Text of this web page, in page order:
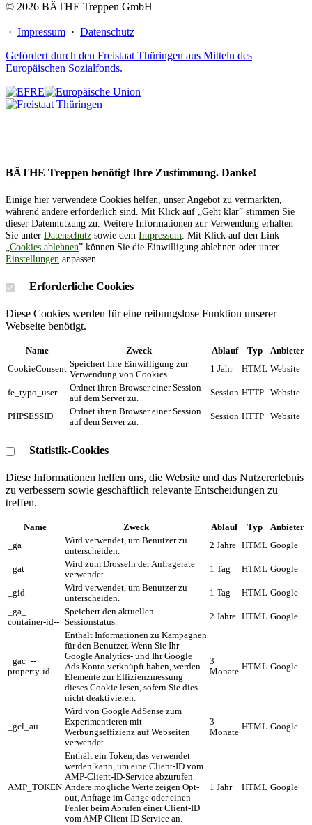
© 2026 BÄTHE Treppen GmbH
· Impressum · Datenschutz
Gefördert durch den Freistaat Thüringen aus Mitteln des
Europäischen Sozialfonds.
BÄTHE Treppen benötigt Ihre Zustimmung. Danke!
Einige hier verwendete Cookies helfen, unser Angebot zu vermarkten,
während andere erforderlich sind. Mit Klick auf „Geht klar” stimmen Sie
dieser Datennutzung zu. Weitere Informationen zur Verwendung erhalten
Sie unter Datenschutz sowie dem Impressum. Mit Klick auf den Link
„Cookies ablehnen” können Sie die Einwilligung ablehnen oder unter
Einstellungen anpassen.
Erforderliche Cookies
Diese Cookies werden für eine reibungslose Funktion unserer
Webseite benötigt.
Name Zweck Ablauf Typ
Anbieter
CookieConsent Speichert Ihre Einwilligung zur
Verwendung von Cookies.
1 Jahr HTML Website
fe_typo_user
Ordnet ihren Browser einer Session
auf dem Server zu.
Session HTTP Website
PHPSESSID
Ordnet ihren Browser einer Session
auf dem Server zu.
Session HTTP Website
Statistik-Cookies
Diese Informationen helfen uns, die Website und das Nutzererlebnis
zu verbessern sowie geschäftlich relevante Entscheidungen zu
treffen.
Name Zweck Ablauf Typ
Anbieter
_ga
Wird verwendet, um Benutzer zu
unterscheiden.
2 Jahre HTML Google
_gat
Wird zum Drosseln der Anfragerate
verwendet.
1 Tag HTML Google
_gid
Wird verwendet, um Benutzer zu
unterscheiden.
1 Tag HTML Google
_ga_--
container-id--
Speichert den aktuellen
Sessionstatus.
2 Jahre HTML Google
_gac_--
property-id--
Enthält Informationen zu Kampagnen
für den Benutzer. Wenn Sie Ihr
Google Analytics- und Ihr Google
Ads Konto verknüpft haben, werden
Elemente zur Effizienzmessung
dieses Cookie lesen, sofern Sie dies
nicht deaktivieren.
3
Monate HTML Google
_gcl_au
Wird von Google AdSense zum
Experimentieren mit
Werbungseffizienz auf Webseiten
verwendet.
3
Monate
HTML Google
AMP_TOKEN
Enthält ein Token, das verwendet
werden kann, um eine Client-ID vom
AMP-Client-ID-Service abzurufen.
Andere mögliche Werte zeigen Opt-
out, Anfrage im Gange oder einen
Fehler beim Abrufen einer Client-ID
vom AMP Client ID Service an.
1 Jahr HTML Google